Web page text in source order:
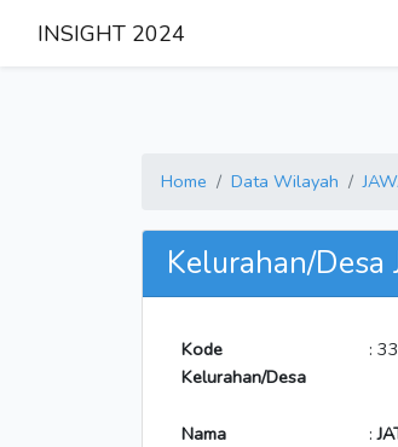
INSIGHT 2024
Home Data Wilayah
Kelurahan/Desa
Kode
Kelurahan/Desa
:
Nama :